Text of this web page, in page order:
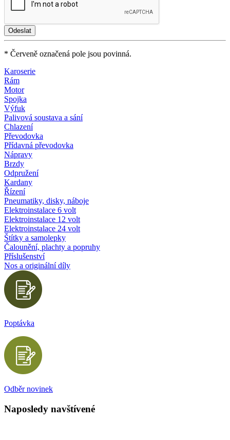
* Červeně označená pole jsou povinná.
Karoserie
Rám
Motor
Spojka
Výfuk
Palivová soustava a sání
Chlazení
Převodovka
Přídavná převodovka
Nápravy
Brzdy
Odpružení
Kardany
Řízení
Pneumatiky, disky, náboje
Elektroinstalace 6 volt
Elektroinstalace 12 volt
Elektroinstalace 24 volt
Štítky a samolepky
Čalounění, plachty a popruhy
Příslušenství
Nos a originální díly
Poptávka
Odběr novinek
Naposledy navštívené